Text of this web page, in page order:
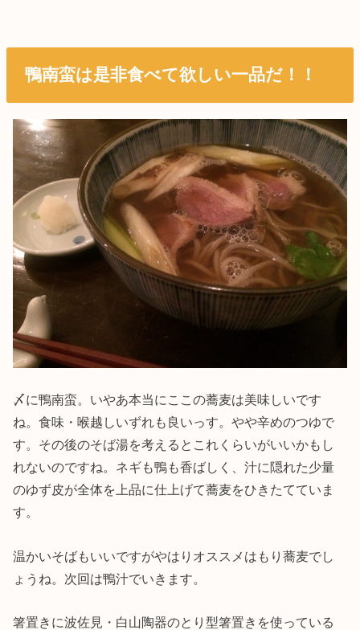
鴨南蛮は是非食べて欲しい一品だ！！
〆に鴨南蛮。いやあ本当にここの蕎麦は美味しいです
ね。食味・喉越しいずれも良いっす。やや辛めのつゆで
す。その後のそば湯を考えるとこれくらいがいいかもし
れないのですね。ネギも鴨も香ばしく、汁に隠れた少量
のゆず皮が全体を上品に仕上げて蕎麦をひきたてていま
す。
温かいそばもいいですがやはりオススメはもり蕎麦でし
ょうね。次回は鴨汁でいきます。
箸置きに波佐見・白山陶器のとり型箸置きを使っている